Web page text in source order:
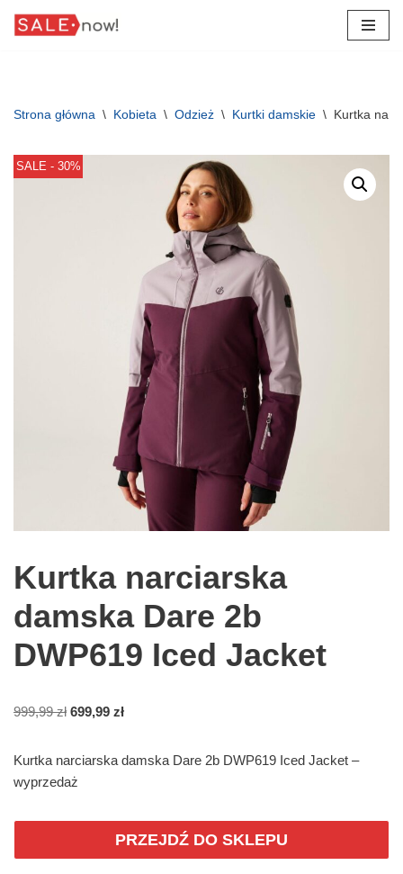
Strona główna \ Kobieta \ Odzież \ Kurtki damskie \ Kurtka
SALE - 30%
Kurtka narciarska
damska Dare 2b
DWP619 Iced Jacket
999,99zł 699,99 zł
Kurtka narciarska damska Dare 2b DWP619 Iced Jacket –
wyprzedaż
PRZEJDŹ DO SKLEPU